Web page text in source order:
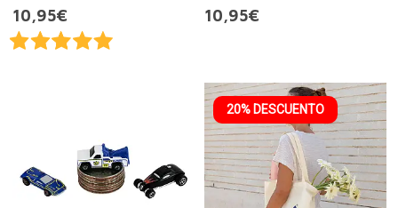
10,95€
10,95€
20% DESCUENTO